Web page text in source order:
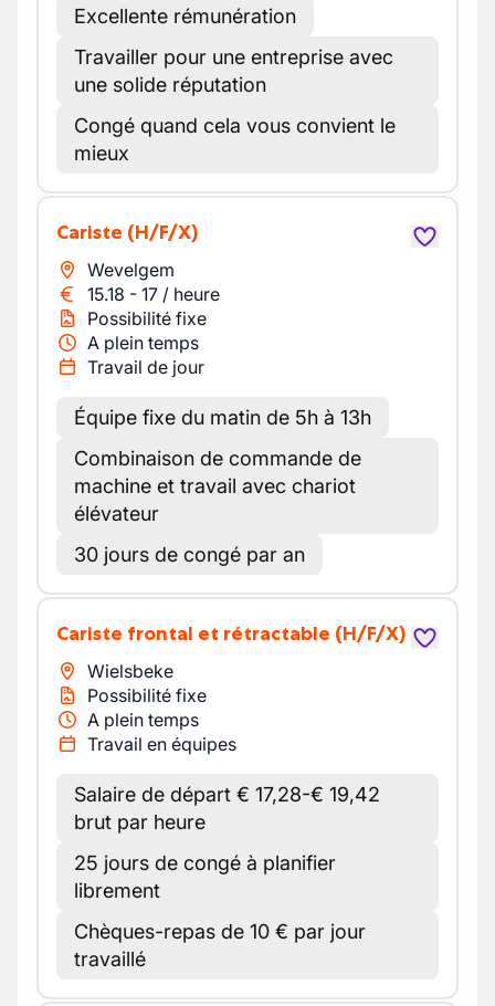
Excellente rémunération
Travailler pour une entreprise avec
une solide réputation
Congé quand cela vous convient le
mieux
Cariste (H/F/X)
Wevelgem
15.18 - 17 / heure
Possibilité fixe
A plein temps
Travail de jour
Équipe fixe du matin de 5h à 13h
Combinaison de commande de
machine et travail avec chariot
élévateur
30 jours de congé par an
Cariste frontal et rétractable (H/F/X)
Wielsbeke
Possibilité fixe
A plein temps
Travail en équipes
Salaire de départ € 17,28-€ 19,42
brut par heure
25 jours de congé à planifier
librement
Chèques-repas de 10 € par jour
travaillé